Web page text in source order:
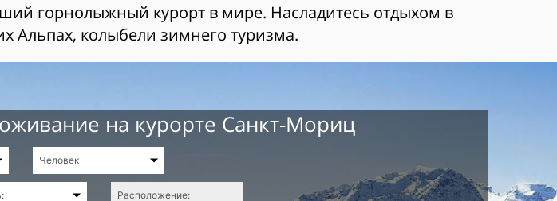
горнолыжный курорт в мире. Насладитесь отдыхом в
Альпах, колыбели зимнего туризма.
на курорте Санкт-Мориц